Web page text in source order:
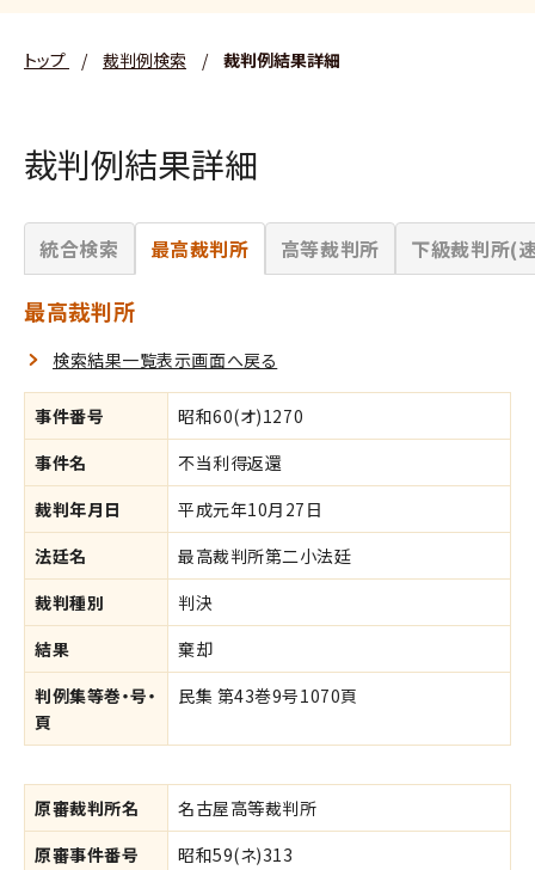
トップ / 裁判例検索 / 裁判例結果詳細
裁判例結果詳細
統合検索 最高裁判所 高等裁判所 下級裁判所(
最高裁判所
検索結果一覧表示画面へ戻る
事件番号
昭和60(オ)1270
事件名
不当利得返還
裁判年月日
平成元年10月27日
法廷名
最高裁判所第二小法廷
裁判種別
判決
結果
棄却
判例集等巻・号・
頁
民集 第43巻9号1070頁
原審裁判所名
名古屋高等裁判所
原審事件番号
昭和59(ネ)313